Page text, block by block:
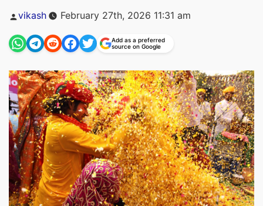
Posted
vikash February 27th, 2026 11:31 am
Add as a preferred
source on Google